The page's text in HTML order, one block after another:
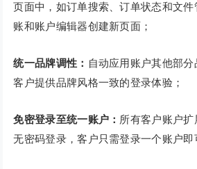
页面中，如订单搜索、订单状态和文
账和账户编辑器创建新页面；
统一品牌调性： 自动应用账户其他部
客户提供品牌风格一致的登录体验；
免密登录至统一账户： 所有客户账户
无密码登录，客户只需登录一个账户即